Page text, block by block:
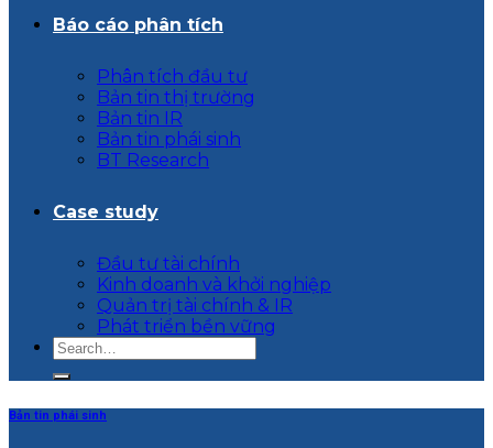
Báo cáo phân tích
Phân tích đầu tư
Bản tin thị trường
Bản tin IR
Bản tin phái sinh
BT Research
Case study
Đầu tư tài chính
Kinh doanh và khởi nghiệp
Quản trị tài chính & IR
Phát triển bền vững
Bản tin phái sinh